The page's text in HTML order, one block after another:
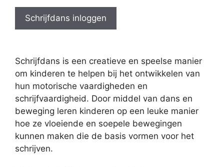
Schrijfdans inloggen
Schrijfdans is een creatieve en speelse manier
om kinderen te helpen bij het ontwikkelen van
hun motorische vaardigheden en
schrijfvaardigheid. Door middel van dans en
beweging leren kinderen op een leuke manier
hoe ze vloeiende en soepele bewegingen
kunnen maken die de basis vormen voor het
schrijven.